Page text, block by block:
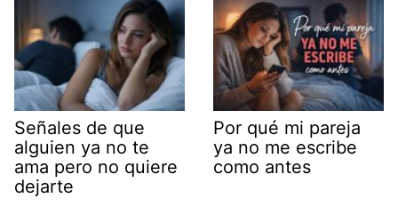
Señales de que
alguien ya no te
ama pero no quiere
dejarte
Por qué mi pareja
ya no me escribe
como antes